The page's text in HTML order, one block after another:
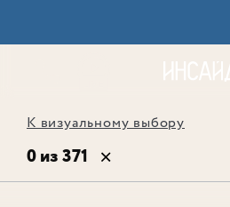
К визуальному выбору
0 из 371